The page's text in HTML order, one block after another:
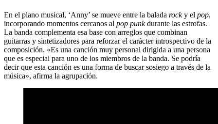
En el plano musical, ‘Anny’ se mueve entre la balada rocky el pop,
incorporando momentos cercanos al pop punkdurante las estrofas.
La banda complementa esa base con arreglos que combinan
guitarras y sintetizadores para reforzar el carácter introspectivo de la
composición. «Es una canción muy personal dirigida a una persona
que es especial para uno de los miembros de la banda. Se podría
decir que esta canción es una forma de buscar sosiego a través de la
música», afirma la agrupación.